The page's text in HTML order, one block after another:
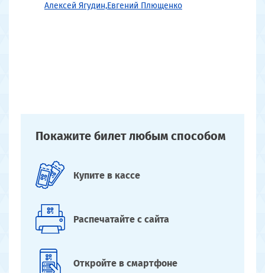
Алексей Ягудин,Евгений Плющенко
Покажите билетлюбым способом
Купите в кассе
Распечатайте с сайта
Откройте в смартфоне